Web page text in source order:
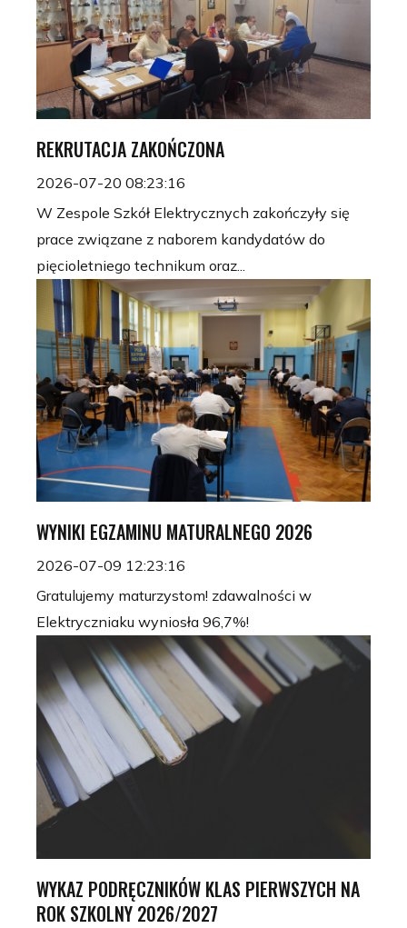
REKRUTACJA ZAKOŃCZONA
2026-07-20 08:23:16
W Zespole Szkół Elektrycznych zakończyły się
prace związane z naborem kandydatów do
pięcioletniego technikum oraz...
WYNIKI EGZAMINU MATURALNEGO 2026
2026-07-09 12:23:16
Gratulujemy maturzystom! zdawalności w
Elektryczniaku wyniosła 96,7%!
WYKAZ PODRĘCZNIKÓW KLAS PIERWSZYCH NA
ROK SZKOLNY 2026/2027